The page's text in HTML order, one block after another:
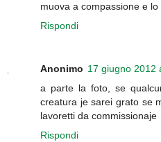
muova a compassione e lo
Rispondi
Anonimo 17 giugno 2012
a parte la foto, se
creatura je sarei grato se
lavoretti da commissionaje
Rispondi